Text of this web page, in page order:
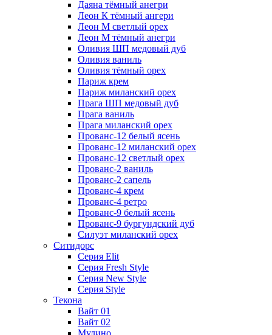
Даяна тёмный анегри
Леон К тёмный ангери
Леон М светлый орех
Леон М тёмный анегри
Оливия ШП медовый дуб
Оливия ваниль
Оливия тёмный орех
Париж крем
Париж миланский орех
Прага ШП медовый дуб
Прага ваниль
Прага миланский орех
Прованс-12 белый ясень
Прованс-12 миланский орех
Прованс-12 светлый орех
Прованс-2 ваниль
Прованс-2 сапель
Прованс-4 крем
Прованс-4 ретро
Прованс-9 белый ясень
Прованс-9 бургундский дуб
Силуэт миланский орех
Ситидорс
Серия Elit
Серия Fresh Style
Серия New Style
Серия Style
Текона
Вайт 01
Вайт 02
Мулино